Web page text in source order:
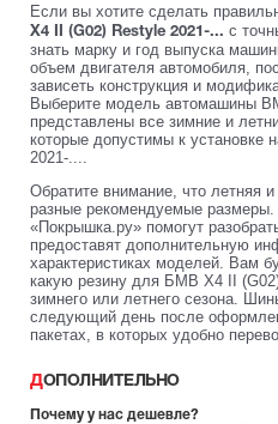
Если вы хотите сделать
X4 II (G02) Restyle 2021-... с
знать марку и год выпуска
объем двигателя автомобиля,
зависеть конструкция и
Выберите модель автомашины
представлены все зимние и
которые допустимы к установке
2021-....
Обратите внимание, что летняя
разные рекомендуемые
«Покрышка.ру» помогут
предоставят дополнительную
характеристиках моделей. Вам
какую резину для БМВ X4 II
зимнего или летнего сезона.
следующий день после
пакетах, в которых удобно
ДОПОЛНИТЕЛЬНО
Почему у нас дешевле?